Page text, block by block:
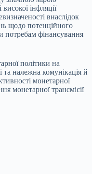
інфляції
внаслідок
щодо потенційного
потребам фінансування
політики на
та належна комунікація й
монетарної
монетарної трансмісії